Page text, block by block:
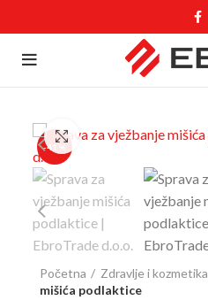
-41%
Click to enlarge
Početna Zdravlje i kozmetika
mišića podlaktice